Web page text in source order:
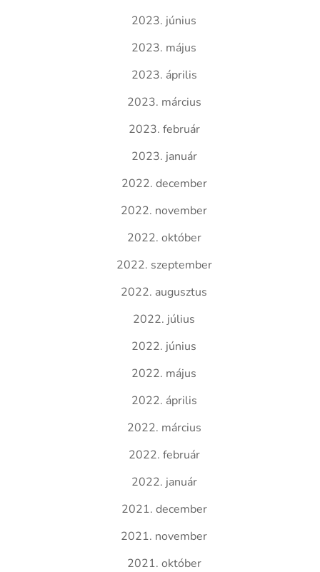
2023. június
2023. május
2023. április
2023. március
2023. február
2023. január
2022. december
2022. november
2022. október
2022. szeptember
2022. augusztus
2022. július
2022. június
2022. május
2022. április
2022. március
2022. február
2022. január
2021. december
2021. november
2021. október